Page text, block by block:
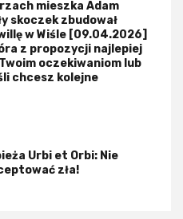
mieszka Adam
skoczek zbudował
w Wiśle [09.04.2026]
z propozycji najlepiej
oczekiwaniom lub
chcesz kolejne
Urbi et Orbi: Nie
zła!